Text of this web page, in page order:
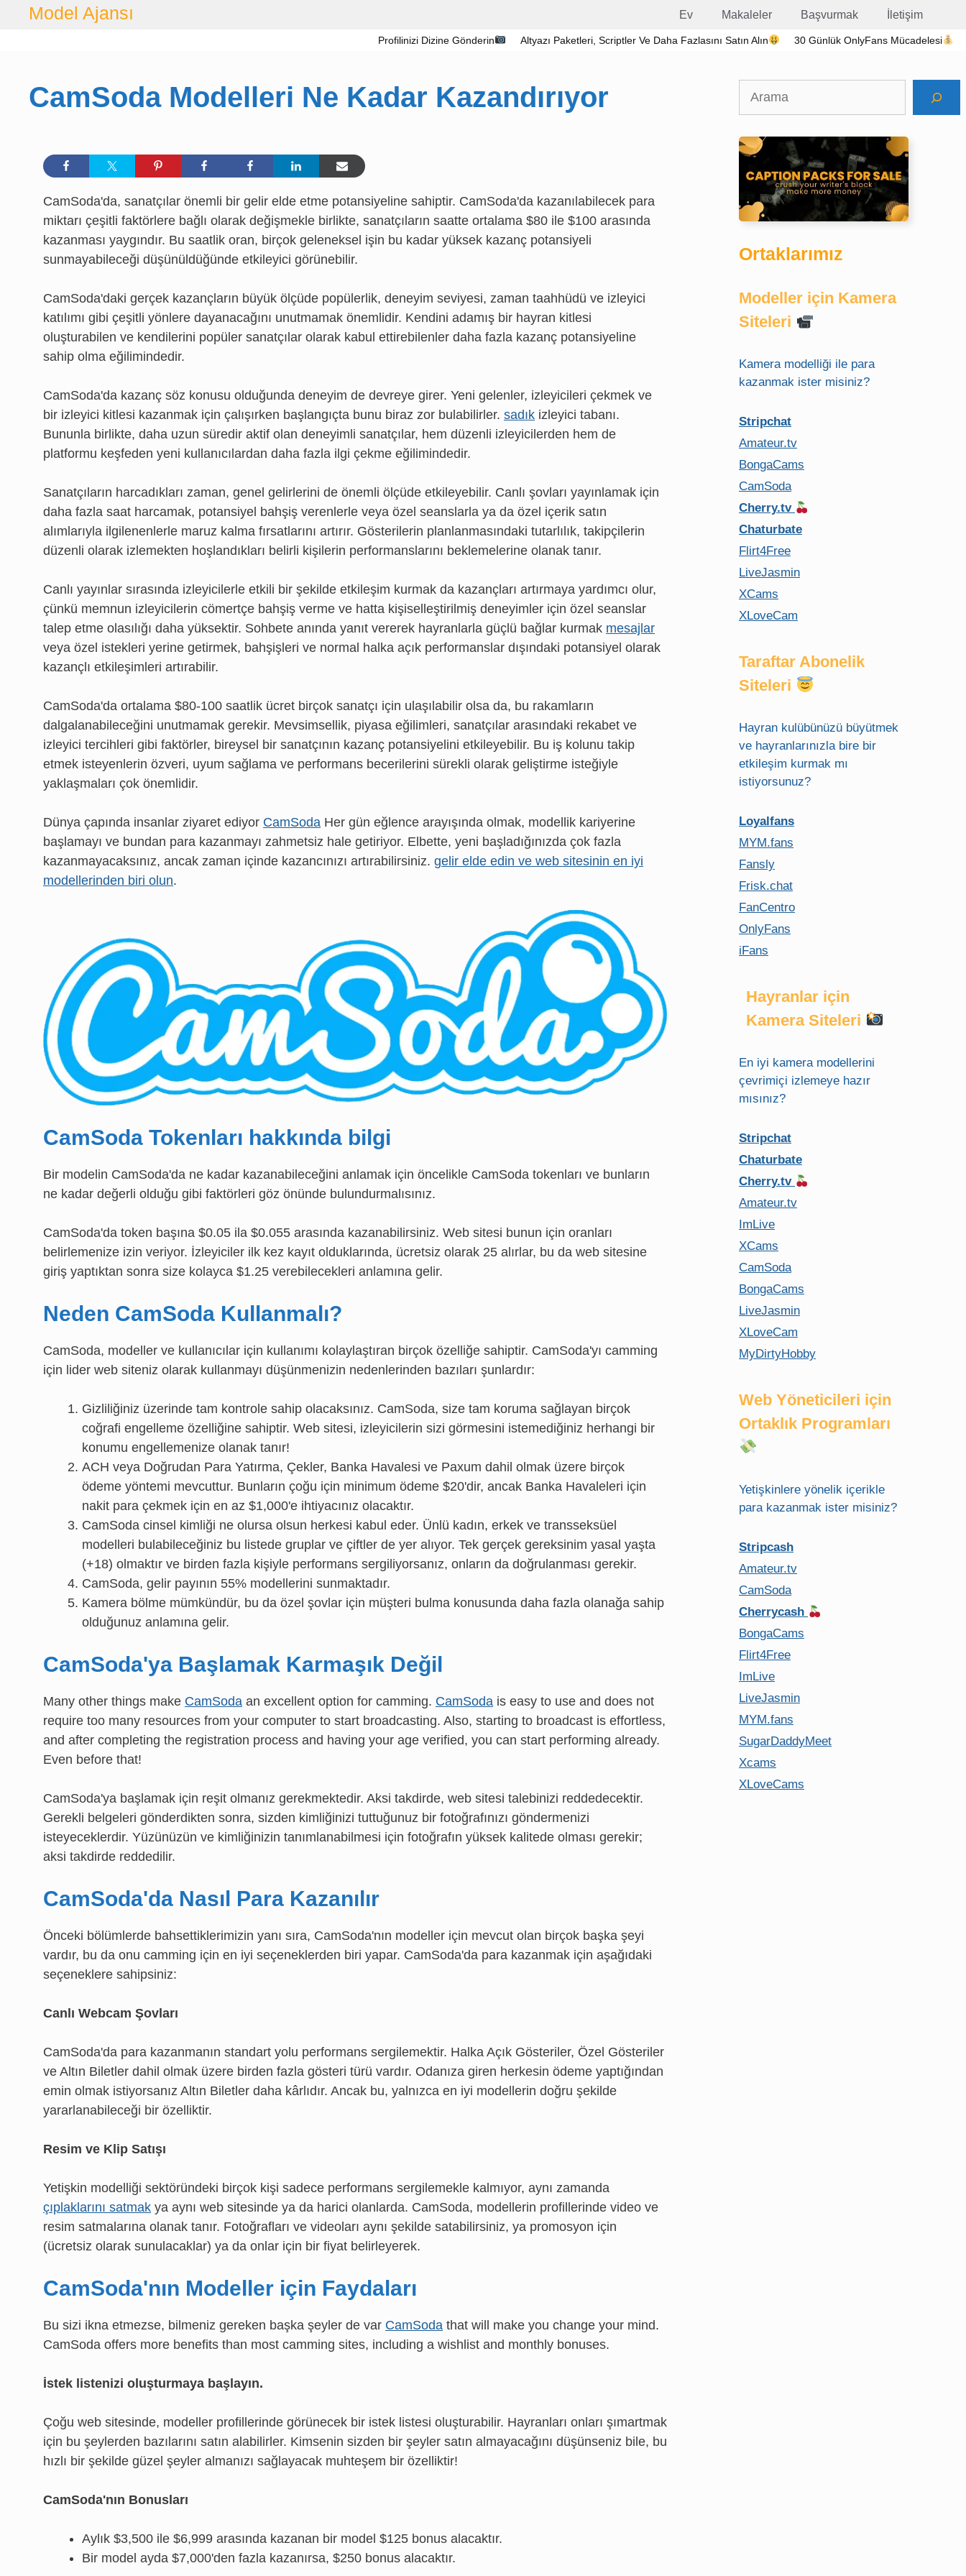
İçeriğeModel Ajansı Ev Makaleler Başvurmak İletişim
Profilinizi Dizine Gönderin Altyazı Paketleri, Scriptler Ve Daha Fazlasını Satın Alın 30 Günlük OnlyFans Mücadelesi
CamSoda Modelleri Ne Kadar Kazandırıyor
CamSoda'da, sanatçılar önemli bir gelir elde etme potansiyeline sahiptir. CamSoda'da kazanılabilecek para
miktarı çeşitli faktörlere bağlı olarak değişmekle birlikte, sanatçıların saatte ortalama $80 ile $100 arasında
kazanması yaygındır. Bu saatlik oran, birçok geleneksel işin bu kadar yüksek kazanç potansiyeli
sunmayabileceği düşünüldüğünde etkileyici görünebilir.
CamSoda'daki gerçek kazançların büyük ölçüde popülerlik, deneyim seviyesi, zaman taahhüdü ve izleyici
katılımı gibi çeşitli yönlere dayanacağını unutmamak önemlidir. Kendini adamış bir hayran kitlesi
oluşturabilen ve kendilerini popüler sanatçılar olarak kabul ettirebilenler daha fazla kazanç potansiyeline
sahip olma eğilimindedir.
CamSoda'da kazanç söz konusu olduğunda deneyim de devreye girer. Yeni gelenler, izleyicileri çekmek ve
bir izleyici kitlesi kazanmak için çalışırken başlangıçta bunu biraz zor bulabilirler. sadık izleyici tabanı.
Bununla birlikte, daha uzun süredir aktif olan deneyimli sanatçılar, hem düzenli izleyicilerden hem de
platformu keşfeden yeni kullanıcılardan daha fazla ilgi çekme eğilimindedir.
Sanatçıların harcadıkları zaman, genel gelirlerini de önemli ölçüde etkileyebilir. Canlı şovları yayınlamak için
daha fazla saat harcamak, potansiyel bahşiş verenlerle veya özel seanslarla ya da özel içerik satın
alımlarıyla ilgilenenlerle maruz kalma fırsatlarını artırır. Gösterilerin planlanmasındaki tutarlılık, takipçilerin
düzenli olarak izlemekten hoşlandıkları belirli kişilerin performanslarını beklemelerine olanak tanır.
Canlı yayınlar sırasında izleyicilerle etkili bir şekilde etkileşim kurmak da kazançları artırmaya yardımcı olur,
çünkü memnun izleyicilerin cömertçe bahşiş verme ve hatta kişiselleştirilmiş deneyimler için özel seanslar
talep etme olasılığı daha yüksektir. Sohbete anında yanıt vererek hayranlarla güçlü bağlar kurmak mesajlar
veya özel istekleri yerine getirmek, bahşişleri ve normal halka açık performanslar dışındaki potansiyel olarak
kazançlı etkileşimleri artırabilir.
CamSoda'da ortalama $80-100 saatlik ücret birçok sanatçı için ulaşılabilir olsa da, bu rakamların
dalgalanabileceğini unutmamak gerekir. Mevsimsellik, piyasa eğilimleri, sanatçılar arasındaki rekabet ve
izleyici tercihleri gibi faktörler, bireysel bir sanatçının kazanç potansiyelini etkileyebilir. Bu iş kolunu takip
etmek isteyenlerin özveri, uyum sağlama ve performans becerilerini sürekli olarak geliştirme isteğiyle
yaklaşmaları çok önemlidir.
Dünya çapında insanlar ziyaret ediyor CamSoda Her gün eğlence arayışında olmak, modellik kariyerine
başlamayı ve bundan para kazanmayı zahmetsiz hale getiriyor. Elbette, yeni başladığınızda çok fazla
kazanmayacaksınız, ancak zaman içinde kazancınızı artırabilirsiniz. gelir elde edin ve web sitesinin en iyi
modellerinden biri olun.
CamSoda Tokenları hakkında bilgi
Bir modelin CamSoda'da ne kadar kazanabileceğini anlamak için öncelikle CamSoda tokenları ve bunların
ne kadar değerli olduğu gibi faktörleri göz önünde bulundurmalısınız.
CamSoda'da token başına $0.05 ila $0.055 arasında kazanabilirsiniz. Web sitesi bunun için oranları
belirlemenize izin veriyor. İzleyiciler ilk kez kayıt olduklarında, ücretsiz olarak 25 alırlar, bu da web sitesine
giriş yaptıktan sonra size kolayca $1.25 verebilecekleri anlamına gelir.
Neden CamSoda Kullanmalı?
CamSoda, modeller ve kullanıcılar için kullanımı kolaylaştıran birçok özelliğe sahiptir. CamSoda'yı camming
için lider web siteniz olarak kullanmayı düşünmenizin nedenlerinden bazıları şunlardır:
Gizliliğiniz üzerinde tam kontrole sahip olacaksınız. CamSoda, size tam koruma sağlayan birçok
coğrafi engelleme özelliğine sahiptir. Web sitesi, izleyicilerin sizi görmesini istemediğiniz herhangi bir
konumu engellemenize olanak tanır!
ACH veya Doğrudan Para Yatırma, Çekler, Banka Havalesi ve Paxum dahil olmak üzere birçok
ödeme yöntemi mevcuttur. Bunların çoğu için minimum ödeme $20'dir, ancak Banka Havaleleri için
nakit para çekmek için en az $1,000'e ihtiyacınız olacaktır.
CamSoda cinsel kimliği ne olursa olsun herkesi kabul eder. Ünlü kadın, erkek ve transseksüel
modelleri bulabileceğiniz bu listede gruplar ve çiftler de yer alıyor. Tek gerçek gereksinim yasal yaşta
(+18) olmaktır ve birden fazla kişiyle performans sergiliyorsanız, onların da doğrulanması gerekir.
CamSoda, gelir payının 55% modellerini sunmaktadır.
Kamera bölme mümkündür, bu da özel şovlar için müşteri bulma konusunda daha fazla olanağa sahip
olduğunuz anlamına gelir.
CamSoda'ya Başlamak Karmaşık Değil
Many other things make CamSoda an excellent option for camming. CamSoda is easy to use and does not
require too many resources from your computer to start broadcasting. Also, starting to broadcast is effortless,
and after completing the registration process and having your age verified, you can start performing already.
Even before that!
CamSoda'ya başlamak için reşit olmanız gerekmektedir. Aksi takdirde, web sitesi talebinizi reddedecektir.
Gerekli belgeleri gönderdikten sonra, sizden kimliğinizi tuttuğunuz bir fotoğrafınızı göndermenizi
isteyeceklerdir. Yüzünüzün ve kimliğinizin tanımlanabilmesi için fotoğrafın yüksek kalitede olması gerekir;
aksi takdirde reddedilir.
CamSoda'da Nasıl Para Kazanılır
Önceki bölümlerde bahsettiklerimizin yanı sıra, CamSoda'nın modeller için mevcut olan birçok başka şeyi
vardır, bu da onu camming için en iyi seçeneklerden biri yapar. CamSoda'da para kazanmak için aşağıdaki
seçeneklere sahipsiniz:
Canlı Webcam Şovları
CamSoda'da para kazanmanın standart yolu performans sergilemektir. Halka Açık Gösteriler, Özel Gösteriler
ve Altın Biletler dahil olmak üzere birden fazla gösteri türü vardır. Odanıza giren herkesin ödeme yaptığından
emin olmak istiyorsanız Altın Biletler daha kârlıdır. Ancak bu, yalnızca en iyi modellerin doğru şekilde
yararlanabileceği bir özelliktir.
Resim ve Klip Satışı
Yetişkin modelliği sektöründeki birçok kişi sadece performans sergilemekle kalmıyor, aynı zamanda
çıplaklarını satmak ya aynı web sitesinde ya da harici olanlarda. CamSoda, modellerin profillerinde video ve
resim satmalarına olanak tanır. Fotoğrafları ve videoları aynı şekilde satabilirsiniz, ya promosyon için
(ücretsiz olarak sunulacaklar) ya da onlar için bir fiyat belirleyerek.
CamSoda'nın Modeller için Faydaları
Bu sizi ikna etmezse, bilmeniz gereken başka şeyler de var CamSoda that will make you change your mind.
CamSoda offers more benefits than most camming sites, including a wishlist and monthly bonuses.
İstek listenizi oluşturmaya başlayın.
Çoğu web sitesinde, modeller profillerinde görünecek bir istek listesi oluşturabilir. Hayranları onları şımartmak
için bu şeylerden bazılarını satın alabilirler. Kimsenin sizden bir şeyler satın almayacağını düşünseniz bile, bu
hızlı bir şekilde güzel şeyler almanızı sağlayacak muhteşem bir özelliktir!
CamSoda'nın Bonusları
Aylık $3,500 ile $6,999 arasında kazanan bir model $125 bonus alacaktır.
Bir model ayda $7,000'den fazla kazanırsa, $250 bonus alacaktır.
Ortaklarımız
Modeller için Kamera
Siteleri
Kamera modelliği ile para
kazanmak ister misiniz?
Stripchat
Amateur.tv
BongaCams
CamSoda
Cherry.tv
Chaturbate
Flirt4Free
LiveJasmin
XCams
XLoveCam
Taraftar Abonelik
Siteleri
Hayran kulübünüzü büyütmek
ve hayranlarınızla bire bir
etkileşim kurmak mı
istiyorsunuz?
Loyalfans
MYM.fans
Fansly
Frisk.chat
FanCentro
OnlyFans
iFans
Hayranlar için
Kamera Siteleri
En iyi kamera modellerini
çevrimiçi izlemeye hazır
mısınız?
Stripchat
Chaturbate
Cherry.tv
Amateur.tv
ImLive
XCams
CamSoda
BongaCams
LiveJasmin
XLoveCam
MyDirtyHobby
Web Yöneticileri için
Ortaklık Programları
Yetişkinlere yönelik içerikle
para kazanmak ister misiniz?
Stripcash
Amateur.tv
CamSoda
Cherrycash
BongaCams
Flirt4Free
ImLive
LiveJasmin
MYM.fans
SugarDaddyMeet
Xcams
XLoveCams